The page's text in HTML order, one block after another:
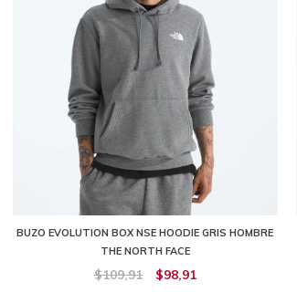
BUZO EVOLUTION BOX NSE HOODIE GRIS HOMBRE
THE NORTH FACE
$109,91 $98,91